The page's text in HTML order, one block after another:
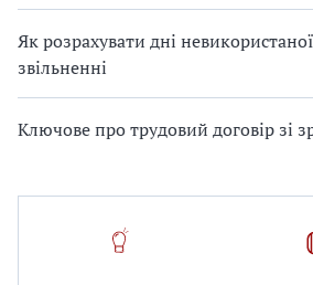
Як розрахувати дні
звільненні
Ключове про трудовий договір зі